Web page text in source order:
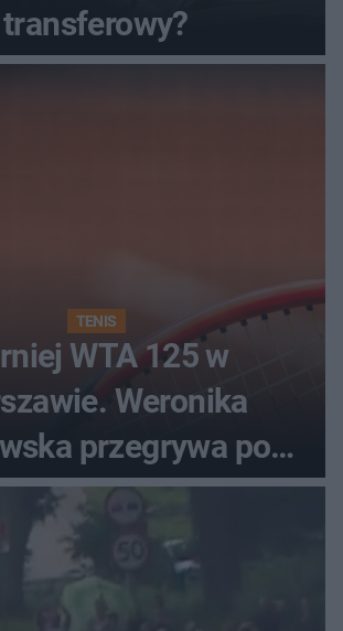
transferowy?
TENIS
WTA 125 w
Weronika
przegrywa po
boju